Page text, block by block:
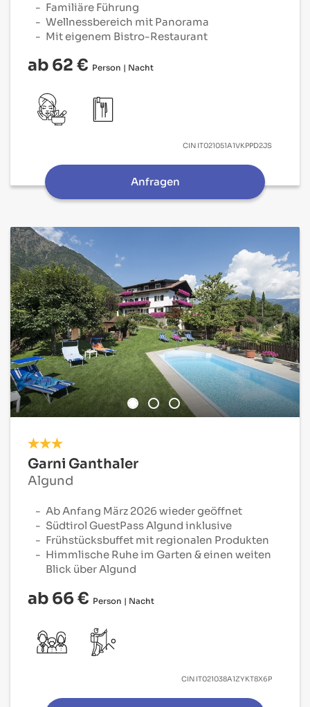
Familiäre Führung
Wellnessbereich mit Panorama
Mit eigenem Bistro-Restaurant
ab 62 € Person | Nacht
CIN IT021051A1VKPPD2JS
Anfragen
Garni Ganthaler
Algund
Ab Anfang März 2026 wieder geöffnet
Südtirol GuestPass Algund inklusive
Frühstücksbuffet mit regionalen Produkten
Himmlische Ruhe im Garten & einen weiten
Blick über Algund
ab 66 € Person | Nacht
CIN IT021038A1ZYKT8X6P